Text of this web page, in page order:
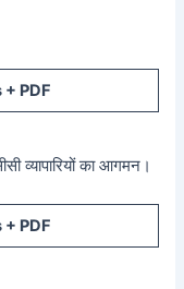
PDF
व्यापारियों का आगमन।
PDF